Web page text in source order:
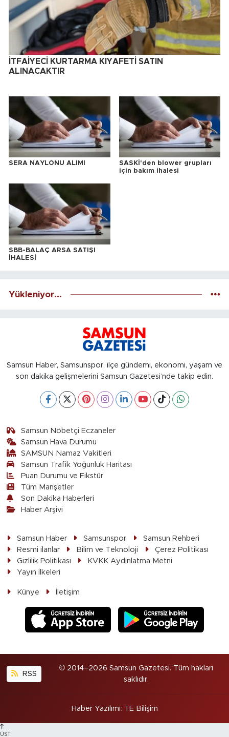
İTFAİYECİ KURTARMA KIYAFETİ SATIN
ALINACAKTIR
SERA NAYLONU ALIMI
SASKİ'den blower grupları
için bakım ihalesi
SBB-BALAÇ ARSA SATIŞI
İHALESİ
Yükleniyor...
Samsun Haber, Samsunspor, ilçe gündemi, ekonomi, yaşam ve
son dakika gelişmelerini Samsun Gazetesi’nde takip edin.
Samsun Nöbetçi Eczaneler
Samsun Hava Durumu
SAMSUN Namaz Vakitleri
Samsun Trafik Yoğunluk Haritası
Puan Durumu ve Fikstür
Tüm Manşetler
Son Dakika Haberleri
Haber Arşivi
Samsun Haber Samsunspor
Samsun Rehberi
Resmi ilanlar
Bilim ve Teknoloji
Çerez Politikası
Gizlilik Politikası
KVKK Aydınlatma Metni
Yayın İlkeleri
Künye İletişim
RSS
© 2014–2026 Samsun Gazetesi. Tüm hakları
saklıdır.
Haber Yazılımı: TE Bilişim
ÜST